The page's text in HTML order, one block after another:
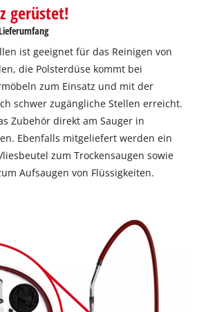
gerüstet!
ist geeignet für das Reinigen von
die Polsterdüse kommt bei
zum Einsatz und mit der
schwer zugängliche Stellen erreicht.
Zubehör direkt am Sauger in
Ebenfalls mitgeliefert werden ein
zum Trockensaugen sowie
Aufsaugen von Flüssigkeiten.